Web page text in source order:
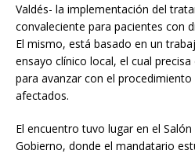
Valdés- la implementación del
convaleciente para pacientes con
El mismo, está basado en un
ensayo clínico local, el cual
para avanzar con el
afectados.
El encuentro tuvo lugar en el
Gobierno, donde el mandatario